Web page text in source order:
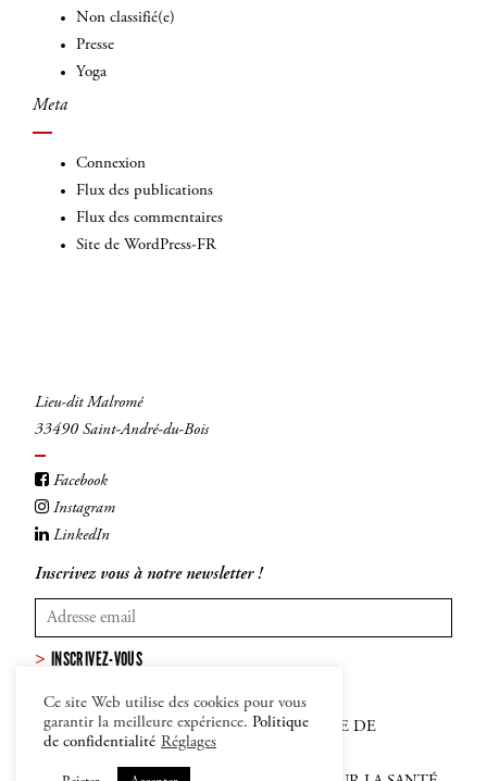
Non classifié(e)
Presse
Yoga
Meta
Connexion
Flux des publications
Flux des commentaires
Site de WordPress-FR
Lieu-dit Malromé
33490 Saint-André-du-Bois
Facebook
Instagram
LinkedIn
Inscrivez vous à notre newsletter !
INSCRIVEZ-VOUS
MENTIONS LÉGALES–CGV–POLITIQUE DE
CONFIDENTIALITÉ ET COOKIES
Ce site Web utilise des cookies pour vous
garantir la meilleure expérience. Politique
de confidentialité Réglages